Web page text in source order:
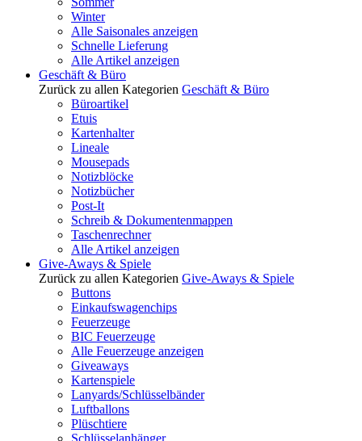
Winter
Alle Saisonales anzeigen
Schnelle Lieferung
Alle Artikel anzeigen
Geschäft & Büro
Zurück zu allen Kategorien Geschäft & Büro
Büroartikel
Etuis
Kartenhalter
Lineale
Mousepads
Notizblöcke
Notizbücher
Post-It
Schreib & Dokumentenmappen
Taschenrechner
Alle Artikel anzeigen
Give-Aways & Spiele
Zurück zu allen Kategorien Give-Aways & Spiele
Buttons
Einkaufswagenchips
Feuerzeuge
BIC Feuerzeuge
Alle Feuerzeuge anzeigen
Giveaways
Kartenspiele
Lanyards/Schlüsselbänder
Luftballons
Plüschtiere
Schlüsselanhänger